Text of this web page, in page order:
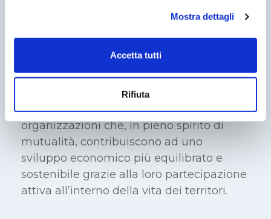
Mostra dettagli
Accetta tutti
Rifiuta
Un premio nazionale dedicato alle
organizzazioni che, in pieno spirito di
mutualità, contribuiscono ad uno
sviluppo economico più equilibrato e
sostenibile grazie alla loro partecipazione
attiva all’interno della vita dei territori.